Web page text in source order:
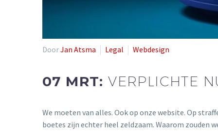
DoorJan Atsma Legal Webdesign
07 MRT:VERPLICHTE
We moeten van alles. Ook op onze website. Op
boetes zijn echter heel zeldzaam. Waarom zouden